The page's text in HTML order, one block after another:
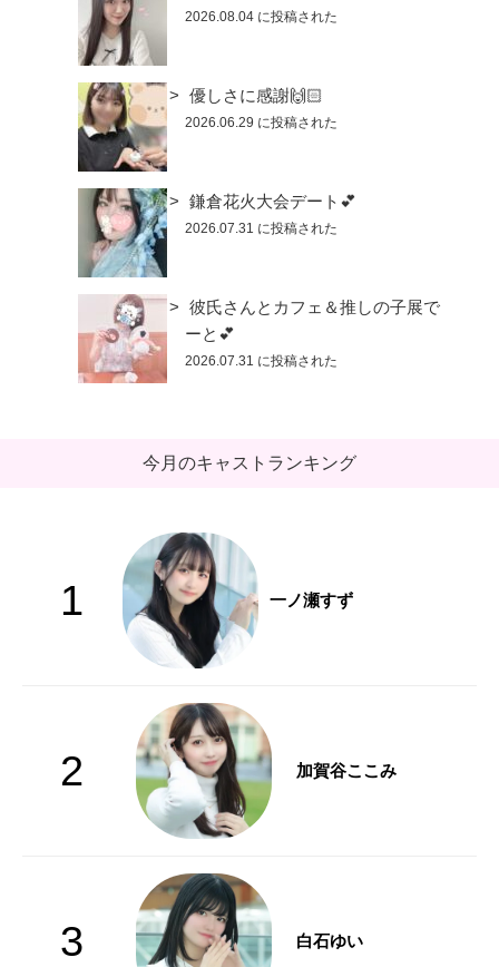
2026.08.04 に投稿された
優しさに感謝🙌🏻
2026.06.29 に投稿された
鎌倉花火大会デート💕
2026.07.31 に投稿された
彼氏さんとカフェ＆推しの子展で
ーと💕
2026.07.31 に投稿された
今月のキャストランキング
1 一ノ瀬すず
2 加賀谷ここみ
3 白石ゆい